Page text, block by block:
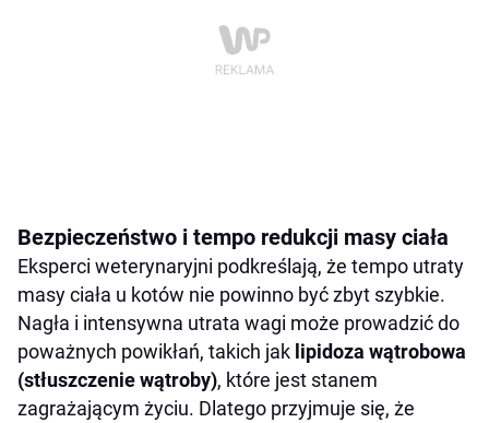
Bezpieczeństwo i tempo redukcji masy ciała
Eksperci weterynaryjni podkreślają, że tempo utraty
masy ciała u kotów nie powinno być zbyt szybkie.
Nagła i intensywna utrata wagi może prowadzić do
poważnych powikłań, takich jak lipidoza wątrobowa
(stłuszczenie wątroby), które jest stanem
zagrażającym życiu. Dlatego przyjmuje się, że